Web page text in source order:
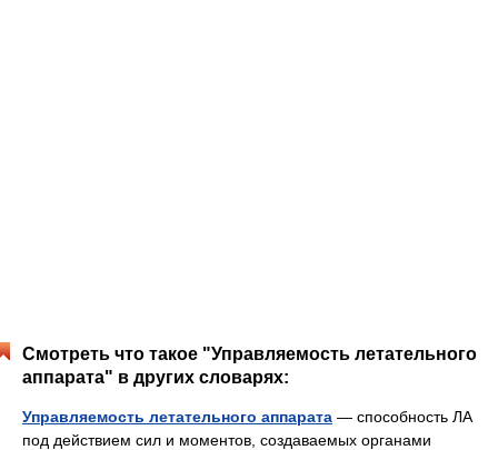
Смотреть что такое "Управляемость летательного
аппарата" в других словарях:
Управляемость летательного аппарата — способность ЛА
под действием сил и моментов, создаваемых органами